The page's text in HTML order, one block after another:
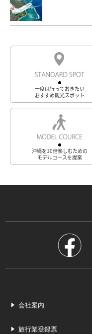
一度は行っておきたい
おすすめ観光スポット
沖縄を10倍楽しむための
モデルコースを提案
会社案内
旅行業登録票